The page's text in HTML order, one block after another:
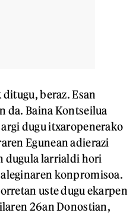
beraz. Esan
da. Baina Kontseilua
dugu itxaropenerako
Egunean adierazi
dugula larrialdi hori
konpromisoa.
uste dugu ekarpen
26an Donostian,